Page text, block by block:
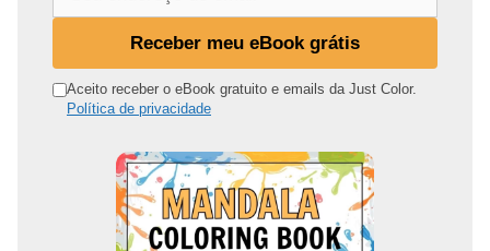
n
Receber meu eBook grátis
Aceito receber o eBook gratuito e emails da Just Color.
Política de privacidade